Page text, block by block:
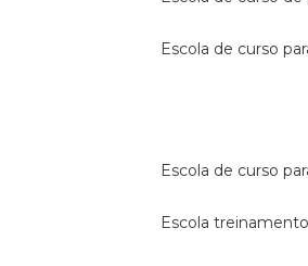
escola de curso
escola de curso
escola